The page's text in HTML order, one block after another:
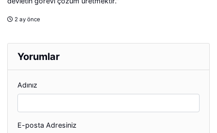
2 ay önce
Yorumlar
Adınız
E-posta Adresiniz